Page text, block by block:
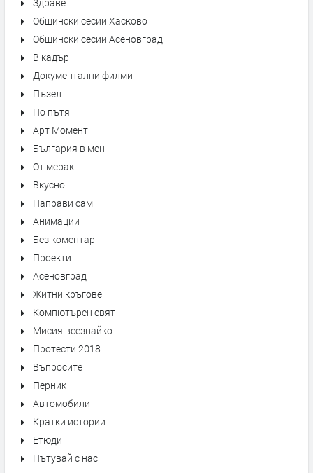
Общински сесии Хасково
Общински сесии Асеновград
В кадър
Документални филми
Пъзел
По пътя
Арт Момент
България в мен
От мерак
Вкусно
Направи сам
Анимации
Без коментар
Проекти
Асеновград
Житни кръгове
Компютърен свят
Мисия всезнайко
Протести 2018
Въпросите
Перник
Автомобили
Кратки истории
Етюди
Пътувай с нас